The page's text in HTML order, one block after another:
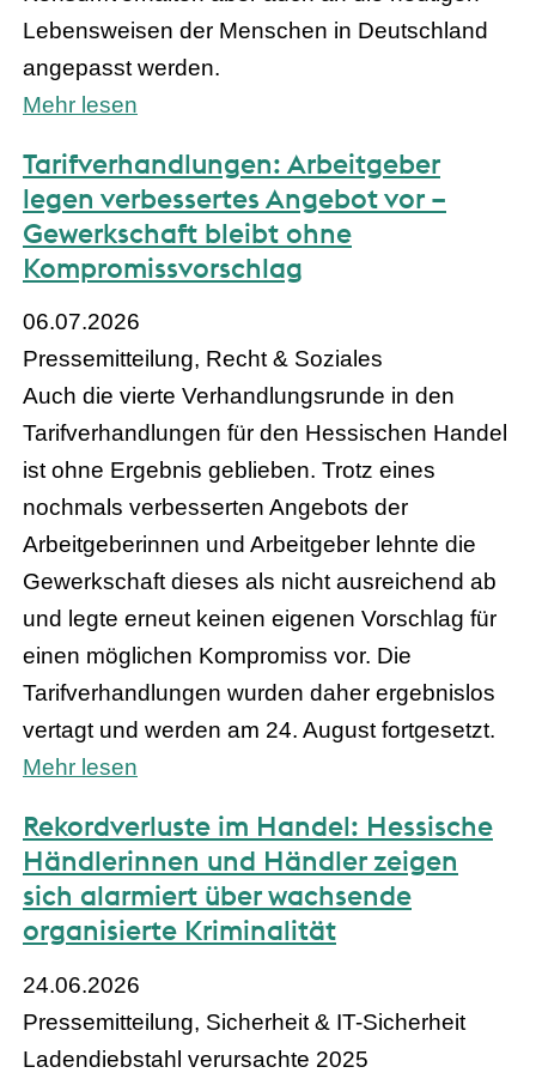
Lebensweisen der Menschen in Deutschland
angepasst werden.
Mehr lesen
Tarifverhandlungen: Arbeitgeber
legen verbessertes Angebot vor –
Gewerkschaft bleibt ohne
Kompromissvorschlag
06.07.2026
Pressemitteilung, Recht & Soziales
Auch die vierte Verhandlungsrunde in den
Tarifverhandlungen für den Hessischen Handel
ist ohne Ergebnis geblieben. Trotz eines
nochmals verbesserten Angebots der
Arbeitgeberinnen und Arbeitgeber lehnte die
Gewerkschaft dieses als nicht ausreichend ab
und legte erneut keinen eigenen Vorschlag für
einen möglichen Kompromiss vor. Die
Tarifverhandlungen wurden daher ergebnislos
vertagt und werden am 24. August fortgesetzt.
Mehr lesen
Rekordverluste im Handel: Hessische
Händlerinnen und Händler zeigen
sich alarmiert über wachsende
organisierte Kriminalität
24.06.2026
Pressemitteilung, Sicherheit & IT-Sicherheit
Ladendiebstahl verursachte 2025